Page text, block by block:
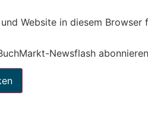
Website in diesem Browser
Newsflash abonnieren